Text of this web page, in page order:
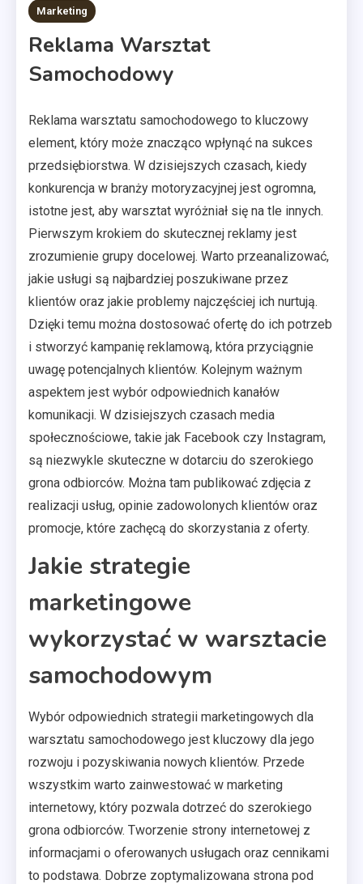
Marketing
Reklama Warsztat
Samochodowy
Reklama warsztatu samochodowego to kluczowy
element, który może znacząco wpłynąć na sukces
przedsiębiorstwa. W dzisiejszych czasach, kiedy
konkurencja w branży motoryzacyjnej jest ogromna,
istotne jest, aby warsztat wyróżniał się na tle innych.
Pierwszym krokiem do skutecznej reklamy jest
zrozumienie grupy docelowej. Warto przeanalizować,
jakie usługi są najbardziej poszukiwane przez
klientów oraz jakie problemy najczęściej ich nurtują.
Dzięki temu można dostosować ofertę do ich potrzeb
i stworzyć kampanię reklamową, która przyciągnie
uwagę potencjalnych klientów. Kolejnym ważnym
aspektem jest wybór odpowiednich kanałów
komunikacji. W dzisiejszych czasach media
społecznościowe, takie jak Facebook czy Instagram,
są niezwykle skuteczne w dotarciu do szerokiego
grona odbiorców. Można tam publikować zdjęcia z
realizacji usług, opinie zadowolonych klientów oraz
promocje, które zachęcą do skorzystania z oferty.
Jakie strategie
marketingowe
wykorzystać w warsztacie
samochodowym
Wybór odpowiednich strategii marketingowych dla
warsztatu samochodowego jest kluczowy dla jego
rozwoju i pozyskiwania nowych klientów. Przede
wszystkim warto zainwestować w marketing
internetowy, który pozwala dotrzeć do szerokiego
grona odbiorców. Tworzenie strony internetowej z
informacjami o oferowanych usługach oraz cennikami
to podstawa. Dobrze zoptymalizowana strona pod